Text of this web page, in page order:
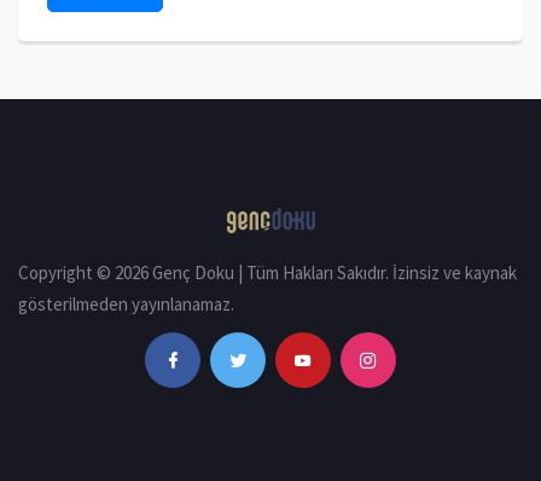
Copyright © 2026 Genç Doku | Tüm Hakları Sakıdır. İzinsiz ve kaynak
gösterilmeden yayınlanamaz.